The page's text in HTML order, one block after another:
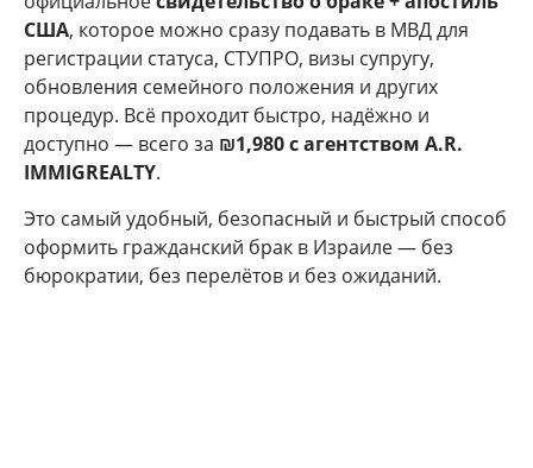
США, которое можно сразу подавать в МВД для
регистрации статуса, СТУПРО, визы супругу,
обновления семейного положения и других
процедур. Всё проходит быстро, надёжно и
доступно — всего за ₪1,980 с агентством A.R.
IMMIGREALTY.
Это самый удобный, безопасный и быстрый способ
оформить гражданский брак в Израиле — без
бюрократии, без перелётов и без ожиданий.